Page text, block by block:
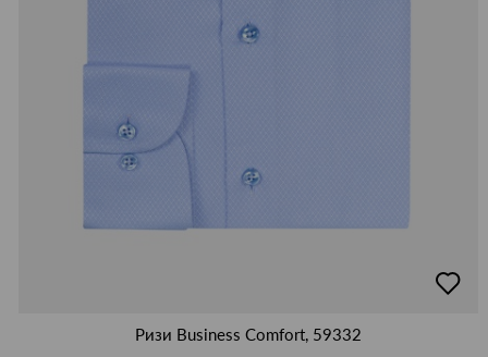
в
Ризи Business Comfort, 59332